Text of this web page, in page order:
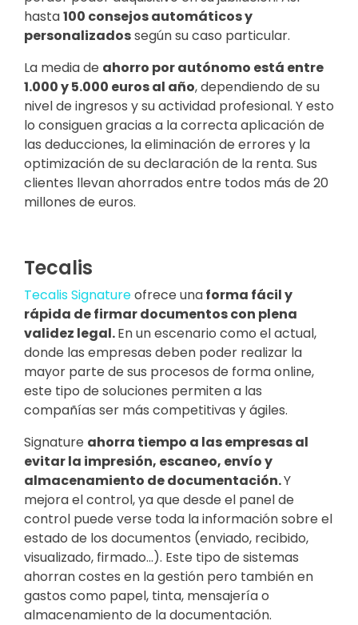
hasta100 consejos automáticos y
personalizadossegún su caso particular.
La media de ahorro por autónomo está entre
1.000 y 5.000 euros al año, dependiendo de su
nivel de ingresos y su actividad profesional. Y esto
lo consiguen gracias a la correcta aplicación de
las deducciones, la eliminación de errores y la
optimización de su declaración de la renta. Sus
clientes llevan ahorrados entre todos más de 20
millones de euros.
Tecalis
Tecalis Signatureofrece unaforma fácil y
rápida de firmar documentos con plena
validez legal.En un escenario como el actual,
donde las empresas deben poder realizar la
mayor parte de sus procesos de forma online,
este tipo de soluciones permiten a las
compañías ser más competitivas y ágiles.
Signature ahorra tiempo a las empresas al
evitar la impresión, escaneo, envío y
almacenamiento de documentación.Y
mejora el control, ya que desde el panel de
control puede verse toda la información sobre el
estado de los documentos (enviado, recibido,
visualizado, firmado…). Este tipo de sistemas
ahorran costes en la gestión pero también en
gastos como papel, tinta, mensajería o
almacenamiento de la documentación.